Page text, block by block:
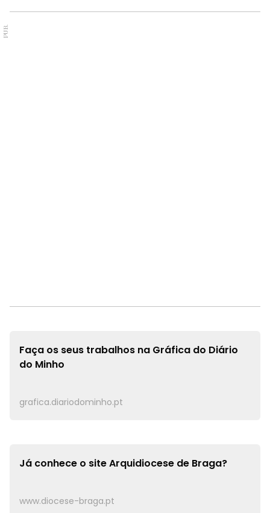
PUB.
Faça os seus trabalhos na Gráfica do Diário
do Minho
grafica.diariodominho.pt
Já conhece o siteArquidiocese de Braga?
www.diocese-braga.pt